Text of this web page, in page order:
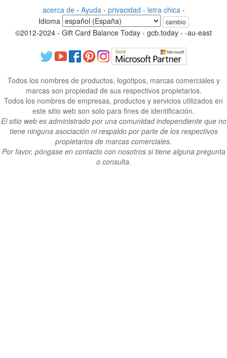
acerca de- Ayuda - privacidad - letra chica -
Idioma
cambio
©2012-2024 - Gift Card Balance Today - gcb.today - -au-east
Todos los nombres de productos, logotipos, marcas comerciales y
marcas son propiedad de sus respectivos propietarios.
Todos los nombres de empresas, productos y servicios utilizados en
este sitio web son solo para fines de identificación.
El sitio web es administrado por una comunidad independiente que no
tiene ninguna asociación ni respaldo por parte de los respectivos
propietarios de marcas comerciales.
Por favor, póngase en contacto con nosotros si tiene alguna pregunta
o consulta.